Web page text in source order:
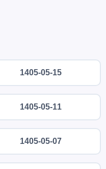
1405-05-15
1405-05-11
1405-05-07